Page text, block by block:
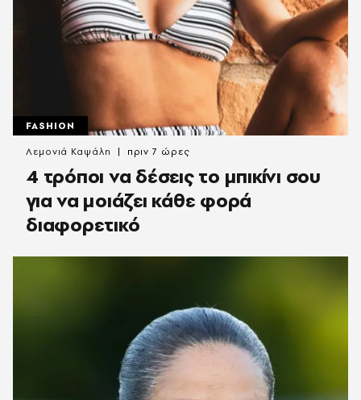
FASHION
4 τρόποι να δέσεις το μπικίνι σου
για να μοιάζει κάθε φορά
διαφορετικό
Λεμονιά Καψάλη πριν 7 ώρες